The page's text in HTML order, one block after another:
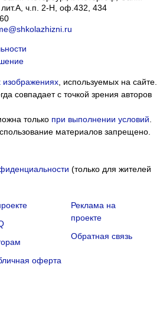
лит.А, ч.п. 2-Н, оф.432, 434
, используемых на сайте.
совпадает с точкой зрения авторов
только при выполнении условий
материалов запрещено.
(только для жителей
оферта
Реклама на
проекте
Обратная связь